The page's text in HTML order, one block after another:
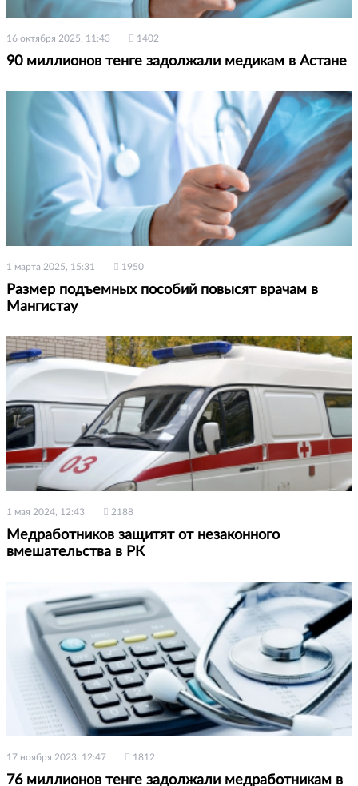
16 октября 2025, 11:43 1402
90 миллионов тенге задолжали медикам в Астане
1 марта 2025, 15:31 1950
Размер подъемных пособий повысят врачам в
Мангистау
1 мая 2024, 12:43 2188
Медработников защитят от незаконного
вмешательства в РК
17 ноября 2023, 12:47 1812
76 миллионов тенге задолжали медработникам в